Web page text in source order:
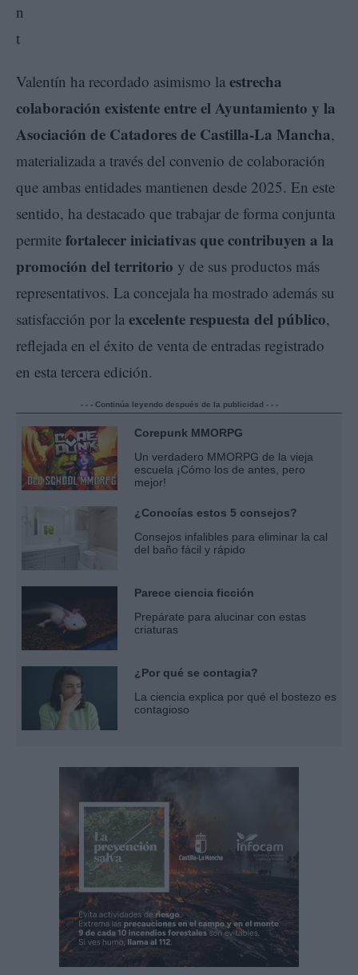
Valentín ha recordado asimismo la estrecha
colaboración existente entre el Ayuntamiento y la
Asociación de Catadores de Castilla-La Mancha,
materializada a través del convenio de colaboración
que ambas entidades mantienen desde 2025. En este
sentido, ha destacado que trabajar de forma conjunta
permite fortalecer iniciativas que contribuyen a la
promoción del territorio y de sus productos más
representativos. La concejala ha mostrado además su
satisfacción por la excelente respuesta del público,
reflejada en el éxito de venta de entradas registrado
en esta tercera edición.
- - - Continúa leyendo después de la publicidad - - -
Corepunk MMORPG
Un verdadero MMORPG de la vieja
escuela ¡Cómo los de antes, pero
mejor!
¿Conocías estos 5 consejos?
Consejos infalibles para eliminar la cal
del baño fácil y rápido
Parece ciencia ficción
Prepárate para alucinar con estas
criaturas
¿Por qué se contagia?
La ciencia explica por qué el bostezo es
contagioso